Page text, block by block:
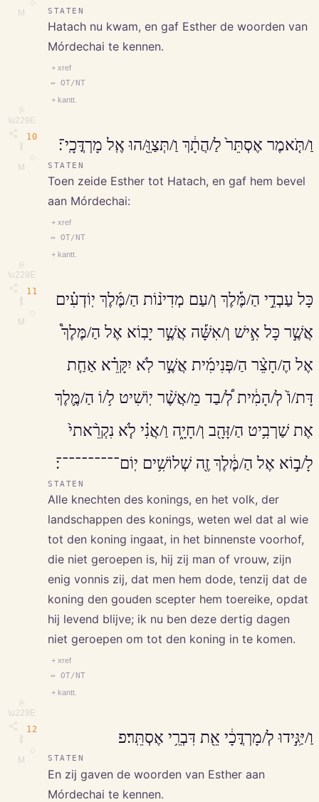
M
⎘
\u229E
M
STATEN
Hatach nu kwam, en gaf Esther de woorden van
Mórdechai te kennen.
+ xref
↔ OT/NT
+ kantt.
10
⎘
\u229E
M
וַ/תֹּ֤אמֶר אֶסְתֵּר֙ לַ/הֲתָ֔ךְ וַ/תְּצַוֵּ֖/הוּ אֶֽל מָרְדֳּכָֽי־׃
STATEN
Toen zeide Esther tot Hatach, en gaf hem bevel
aan Mórdechai:
+ xref
↔ OT/NT
+ kantt.
11
⎘
\u229E
M
כָּל עַבְדֵ֣י הַ/מֶּ֡לֶךְ וְ/עַם מְדִינ֨וֹת הַ/מֶּ֜לֶךְ יֽוֹדְעִ֗ים
אֲשֶׁ֣ר כָּל אִ֣ישׁ וְ/אִשָּׁ֡ה אֲשֶׁ֣ר יָבֽוֹא אֶל הַ/מֶּלֶךְ֩
אֶל הֶ/חָצֵ֨ר הַ/פְּנִימִ֜ית אֲשֶׁ֣ר לֹֽא יִקָּרֵ֗א אַחַ֤ת
דָּת/וֹ֙ לְ/הָמִ֔ית לְ֠/בַד מֵ/אֲשֶׁ֨ר יֽוֹשִׁיט ל֥/וֹ הַ/מֶּ֛לֶךְ
אֶת שַׁרְבִ֥יט הַ/זָּהָ֖ב וְ/חָיָ֑ה וַ/אֲנִ֗י לֹ֤א נִקְרֵ֨אתי֙
לָ/ב֣וֹא אֶל הַ/מֶּ֔לֶךְ זֶ֖ה שְׁלוֹשִׁ֥ים יֽוֹם־־־־־־־־־־׃
STATEN
Alle knechten des konings, en het volk, der
landschappen des konings, weten wel dat al wie
tot den koning ingaat, in het binnenste voorhof,
die niet geroepen is, hij zij man of vrouw, zijn
enig vonnis zij, dat men hem dode, tenzij dat de
koning den gouden scepter hem toereike, opdat
hij levend blijve; ik nu ben deze dertig dagen
niet geroepen om tot den koning in te komen.
+ xref
↔ OT/NT
+ kantt.
12 וַ/יַּגִּ֣ידוּ לְ/מָרְדֳּכָ֔י אֵ֖ת דִּבְרֵ֥י אֶסְתֵּֽר׃פ
STATEN
En zij gaven de woorden van Esther aan
Mórdechai te kennen.